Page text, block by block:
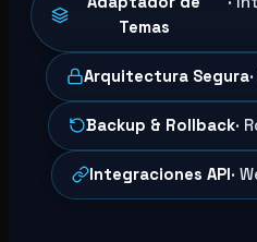
Temas
Arquitectura Segura
Backup & Rollback·
Integraciones API·